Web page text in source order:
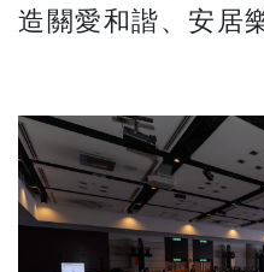
造關愛和諧、安居